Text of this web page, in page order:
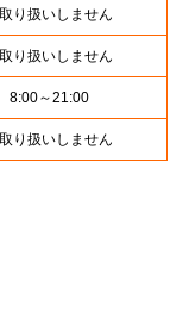
り扱いしません
り扱いしません
8:00～21:00
り扱いしません